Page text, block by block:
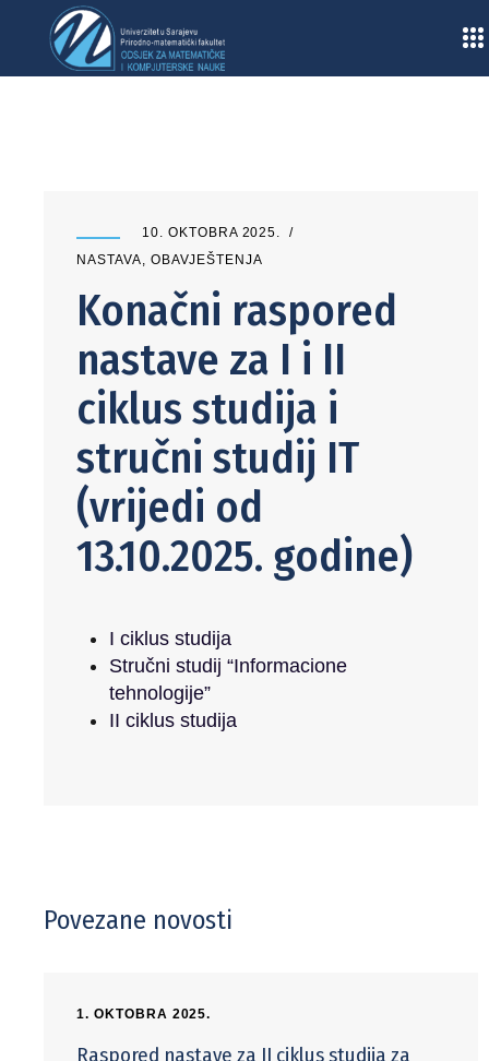
10. OKTOBRA 2025.
NASTAVA, OBAVJEŠTENJA
Konačni raspored
nastave za I i II
ciklus studija i
stručni studij IT
(vrijedi od
13.10.2025. godine)
I ciklus studija
Stručni studij “Informacione
tehnologije”
II ciklus studija
Povezane novosti
1. OKTOBRA 2025.
Raspored nastave za II ciklus studija za